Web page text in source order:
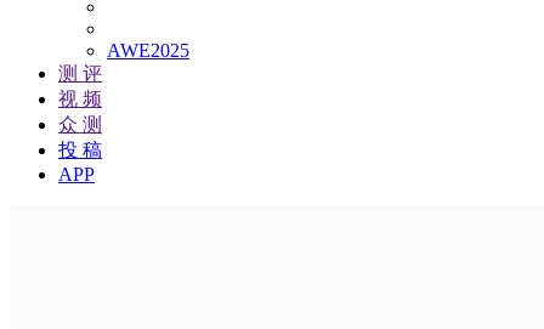
AWE2025
测 评
视 频
众 测
投 稿
APP